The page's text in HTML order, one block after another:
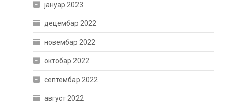
јануар 2023
децембар 2022
новембар 2022
октобар 2022
септембар 2022
август 2022